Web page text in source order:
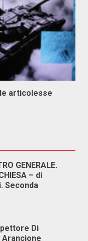
le articolesse
GENERALE.
– di
Seconda
Di
Arancione